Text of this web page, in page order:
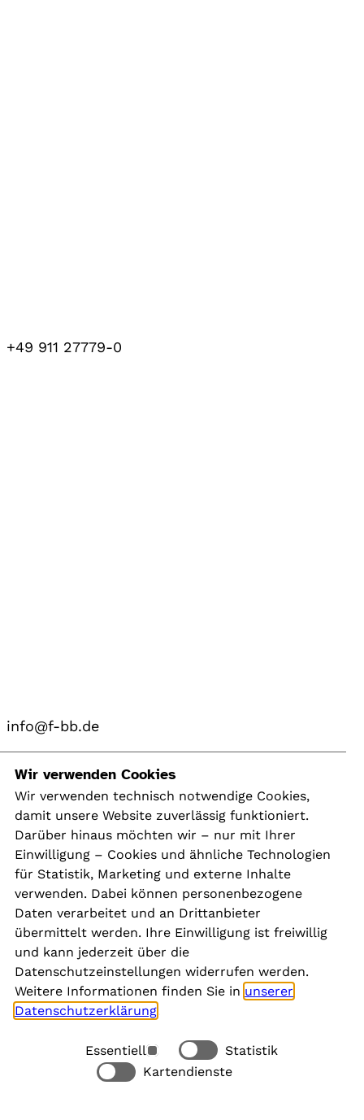
+49 911 27779-0
info@f-bb.de
Navigation
Kontakt
Presse
Aktuelles
Karriere
Newsletter
Social Media
Rechtliches
Wir verwenden Cookies
Wir verwenden technisch notwendige Cookies,
damit unsere Website zuverlässig funktioniert.
Darüber hinaus möchten wir – nur mit Ihrer
Einwilligung – Cookies und ähnliche Technologien
für Statistik, Marketing und externe Inhalte
verwenden. Dabei können personenbezogene
Daten verarbeitet und an Drittanbieter
übermittelt werden. Ihre Einwilligung ist freiwillig
und kann jederzeit über die
Datenschutzeinstellungen widerrufen werden.
Weitere Informationen finden Sie in unserer
Datenschutzerklärung
Essentiell
Statistik
Kartendienste